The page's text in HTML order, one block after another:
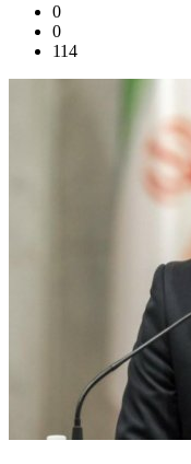
0
0
114